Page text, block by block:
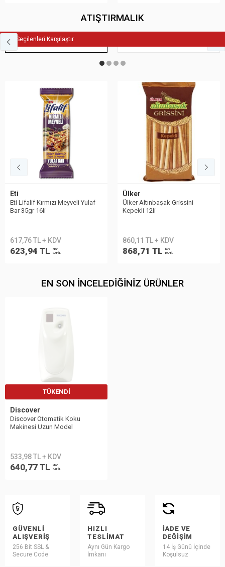
ATIŞTIRMALIK
Fit Atıştırmalık
Seçilenleri Karşılaştır
Eti
Eti Lifalif Kırmızı Meyveli Yulaf
Bar 35gr 16li
617,76 TL + KDV
623,94 TL
KDV
DAHİL
Ülker
Ülker Altınbaşak Grissini
Kepekli 12li
860,11 TL + KDV
868,71 TL
KDV
DAHİL
EN SON İNCELEDIĞINIZ ÜRÜNLER
TÜKENDI
Discover
Discover Otomatik Koku
Makinesi Uzun Model
533,98 TL + KDV
640,77 TL
KDV
DAHİL
GÜVENLI
ALIŞVERIŞ
256 Bit SSL &
Secure Code
HIZLI
TESLIMAT
Aynı Gün Kargo
İmkanı
İADE VE
DEĞIŞIM
14 İş Günü İçinde
Koşulsuz